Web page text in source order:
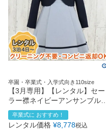
Angel's Photo Studio
対応 七五三・発表会・記念撮影
予約 Web または お電話
特典 ヘアメイク・着付け
卒園・卒業式・入学式向き110size
【3月専用】【レンタル】セー
ラー襟ネイビーアンサンブル
（CAT912373）
卒業式に おすすめ！
レンタル価格 ¥8,778税込